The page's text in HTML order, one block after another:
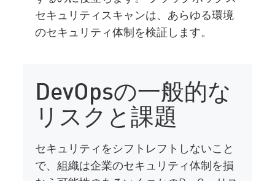
セキュリティスキャンは、あらゆる環境
のセキュリティ体制を検証します。
DevOpsの一般的な
リスクと課題
セキュリティをシフトレフトしないこと
で、組織は企業のセキュリティ体制を損